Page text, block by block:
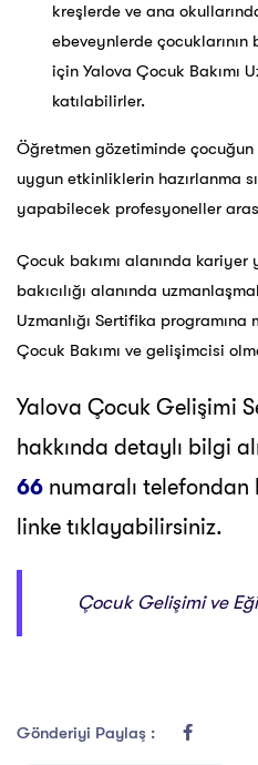
kreşlerde ve ana
ebeveynlerde çocuklarının
için Yalova Çocuk Bakımı
katılabilirler.
Öğretmen gözetiminde çocuğun
uygun etkinliklerin hazırlanma
yapabilecek profesyoneller
Çocuk bakımı alanında
bakıcılığı alanında
Uzmanlığı Sertifika programına
Çocuk Bakımı ve gelişimcisi
Yalova Çocuk Gelişimi
hakkında detaylı bilgi
66 numaralı
linke tıklayabilirsiniz.
Çocuk Gelişimi ve
Gönderiyi Paylaş :